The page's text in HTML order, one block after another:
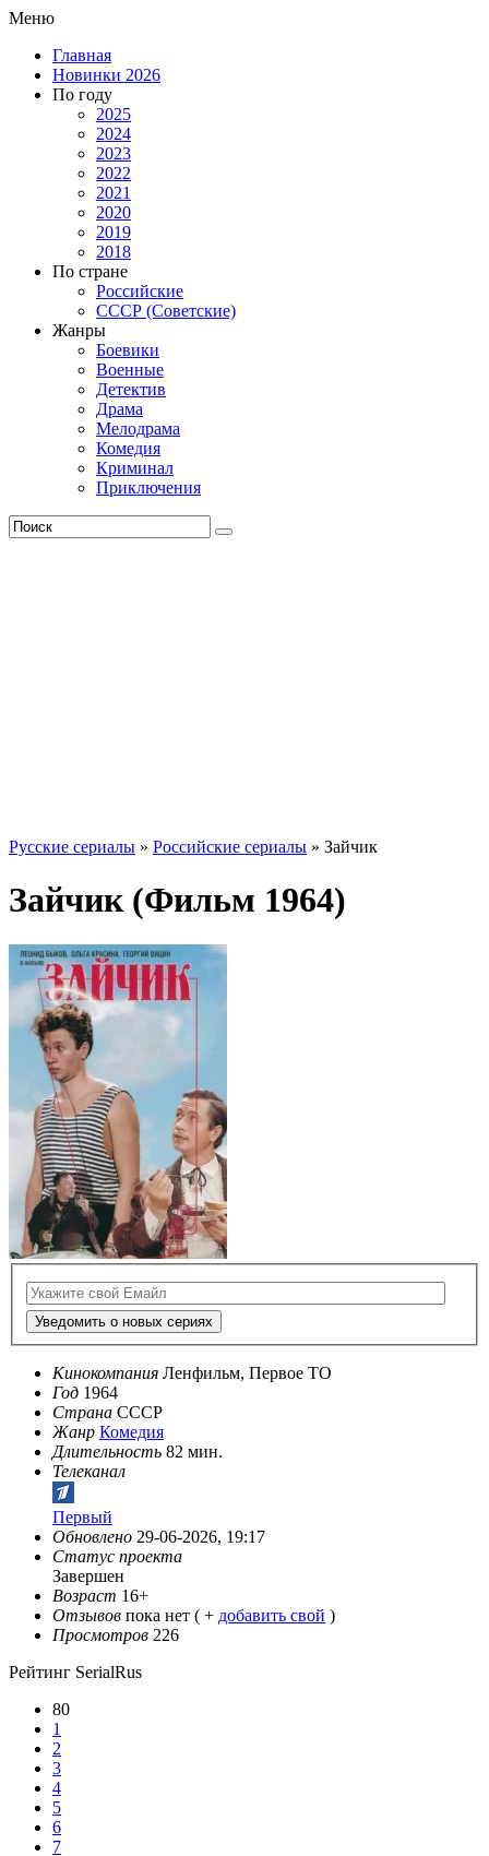
Меню
Главная
Новинки 2026
По году
2025
2024
2023
2022
2021
2020
2019
2018
По стране
Российские
СССР (Советские)
Жанры
Боевики
Военные
Детектив
Драма
Мелодрама
Комедия
Криминал
Приключения
Русские сериалы » Российские сериалы » Зайчик
Зайчик (Фильм 1964)
Уведомить о новых сериях
Кинокомпания Ленфильм, Первое ТО
Год 1964
Страна СССР
Жанр Комедия
Длительность 82 мин.
Телеканал
Первый
Обновлено 29-06-2026, 19:17
Статус проекта
Завершен
Возраст 16+
Отзывов пока нет ( + добавить свой )
Просмотров 226
Рейтинг SerialRus
80
1
2
3
4
5
6
7